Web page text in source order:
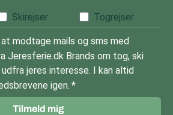
Skirejser Togrejser
modtage mails og sms med
Jeresferie.dk Brands om tog, ski
jeres interesse. I kan altid
igen.
Tilmeld mig